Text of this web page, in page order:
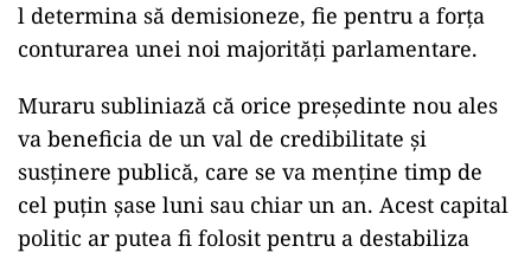
l determina să demisioneze, fie pentru a forța
conturarea unei noi majorități parlamentare.
Muraru subliniază că orice președinte nou ales
va beneficia de un val de credibilitate și
susținere publică, care se va menține timp de
cel puțin șase luni sau chiar un an. Acest capital
politic ar putea fi folosit pentru a destabiliza